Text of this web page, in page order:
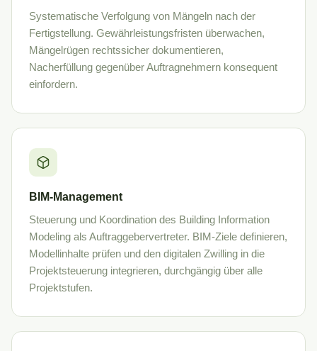
Systematische Verfolgung von Mängeln nach der
Fertigstellung. Gewährleistungsfristen überwachen,
Mängelrügen rechtssicher dokumentieren,
Nacherfüllung gegenüber Auftragnehmern konsequent
einfordern.
BIM-Management
Steuerung und Koordination des Building Information
Modeling als Auftraggebervertreter. BIM-Ziele definieren,
Modellinhalte prüfen und den digitalen Zwilling in die
Projektsteuerung integrieren, durchgängig über alle
Projektstufen.